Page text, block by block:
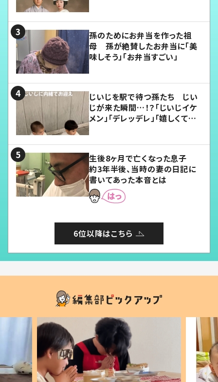
孫のためにお弁当を作った祖
母 孫が絶賛したお弁当に「美
味しそう」「お弁当すごい」
じいじを駅で待つ孫たち じい
じが来た瞬間…！？「じいじイケ
メン」「デレッデレ」「嬉しくて可
生後8ヶ月で亡くなった息子
約3年半後、当時の妻の日記に
書いてあった本音とは
6位以降はこちら